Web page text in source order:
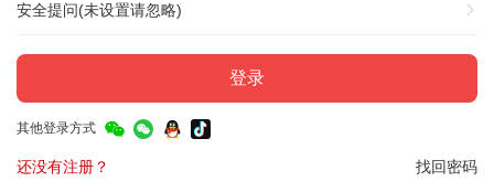
安全提问(未设置请忽略)
登录
其他登录方式
找回密码
还没有注册？